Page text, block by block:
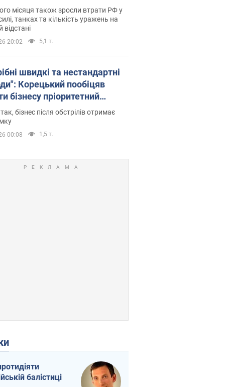
статистику
місяця також зросли втрати РФ у
танках та кількість уражень на
відстані
20:02 5,1 т.
швидкі та нестандартні
Корецький пообіцяв
бізнесу пріоритетний
до наявних складських
бізнес після обстрілів отримає
00:08 1,5 т.
балістиці